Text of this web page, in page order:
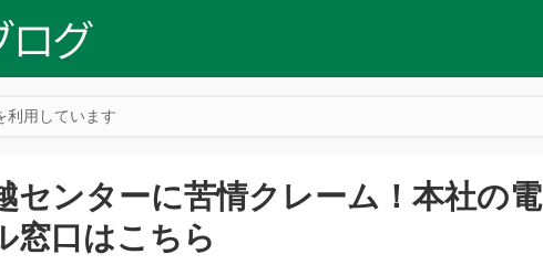
利用しています
センターに苦情クレーム！本社の電
窓口はこちら